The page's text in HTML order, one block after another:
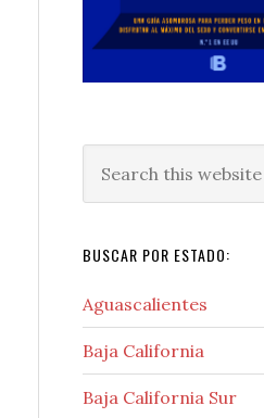
this
BUSCAR POR ESTADO:
Aguascalientes
Baja California
Baja California Sur